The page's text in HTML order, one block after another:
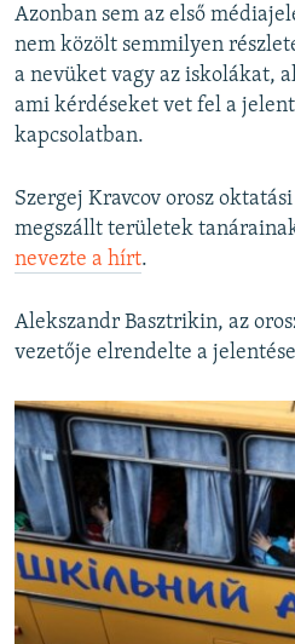
Azonban sem az első
nem közölt semmilyen
a nevüket vagy az iskolákat,
ami kérdéseket vet fel a
kapcsolatban.
Szergej Kravcov orosz
megszállt területek
nevezte a hírt.
Alekszandr Basztrikin, az
vezetője elrendelte a